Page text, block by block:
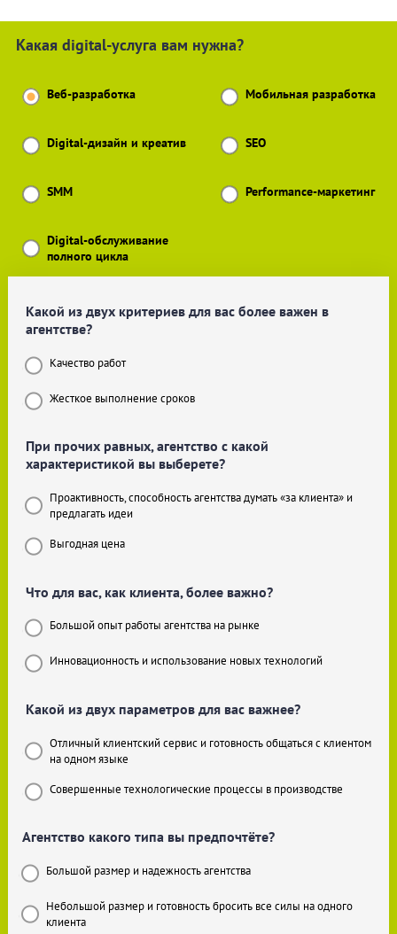
Какая digital-услуга вам нужна?
Веб-разработка Мобильная разработка
Digital-дизайн и креатив SEO
SMM Performance-маркетинг
Digital-обслуживание
полного цикла
Какой из двух критериев для вас более важен в
агентстве?
Качество работ
Жесткое выполнение сроков
При прочих равных, агентство с какой
характеристикой вы выберете?
Проактивность, способность агентства думать «за клиента» и
предлагать идеи
Выгодная цена
Что для вас, как клиента, более важно?
Большой опыт работы агентства на рынке
Инновационность и использование новых технологий
Какой из двух параметров для вас важнее?
Отличный клиентский сервис и готовность общаться с клиентом
на одном языке
Совершенные технологические процессы в производстве
Агентство какого типа вы предпочтёте?
Большой размер и надежность агентства
Небольшой размер и готовность бросить все силы на одного
клиента